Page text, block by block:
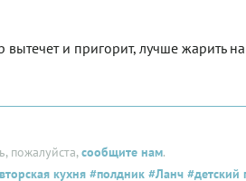
и пригорит, лучше жарить
пожалуйста,сообщите нам.
кухня #полдник #Ланч #детский